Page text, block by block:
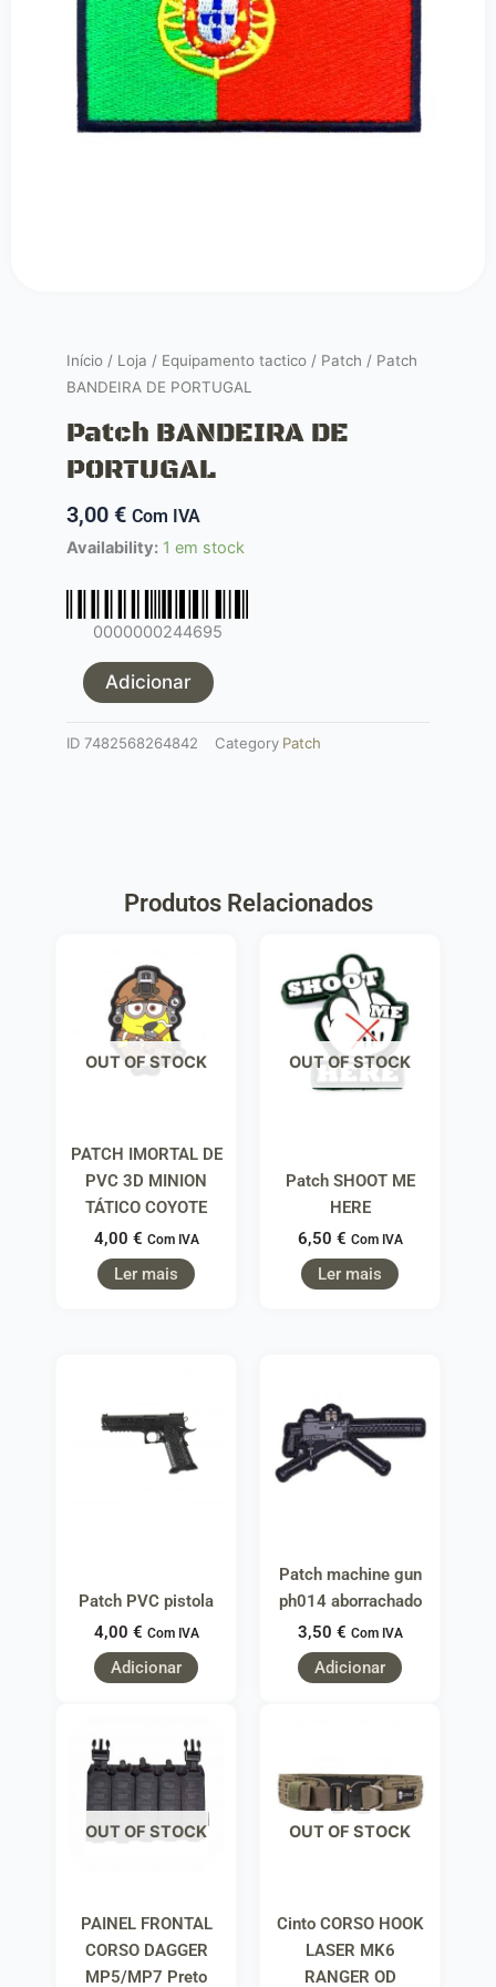
Início / Loja / Equipamento tactico / Patch / Patch
BANDEIRA DE PORTUGAL
Patch BANDEIRA DE
PORTUGAL
3,00 € Com IVA
Availability: 1 em stock
0000000244695
Quantidade
BANDEIRA
PORTUGAL
Adicionar
ID 7482568264842 Category Patch
Produtos Relacionados
OUT OF STOCK
PATCH IMORTAL DE
PVC 3D MINION
TÁTICO COYOTE
4,00 € Com IVA
Ler mais
OUT OF STOCK
Patch SHOOT ME
HERE
6,50 € Com IVA
Ler mais
Patch PVC pistola
4,00 € Com IVA
Adicionar
Patch machine gun
ph014 aborrachado
3,50 € Com IVA
Adicionar
OUT OF STOCK
PAINEL FRONTAL
CORSO DAGGER
MP5/MP7 Preto
OUT OF STOCK
Cinto CORSO HOOK
LASER MK6
RANGER OD